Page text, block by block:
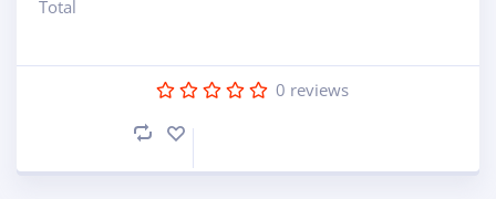
Total
0 reviews